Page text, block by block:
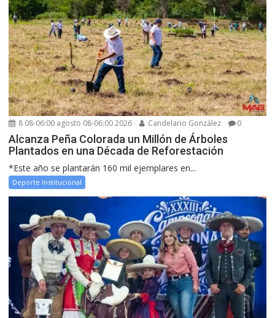
8 08-06:00 agosto 08-06:00 2026 Candelario González 0
Alcanza Peña Colorada un Millón de Árboles
Plantados en una Década de Reforestación
*Este año se plantarán 160 mil ejemplares en...
Deporte Institucional